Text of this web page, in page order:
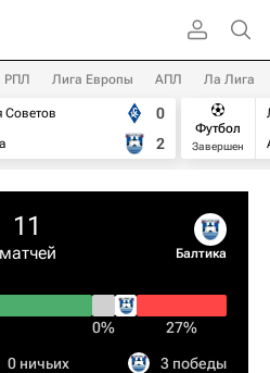
РПЛ Лига Европы АПЛ Ла Лига
Советов
0
2
Футбол
Завершен
11
матчей Балтика
0% 27%
0 ничьих 3 победы